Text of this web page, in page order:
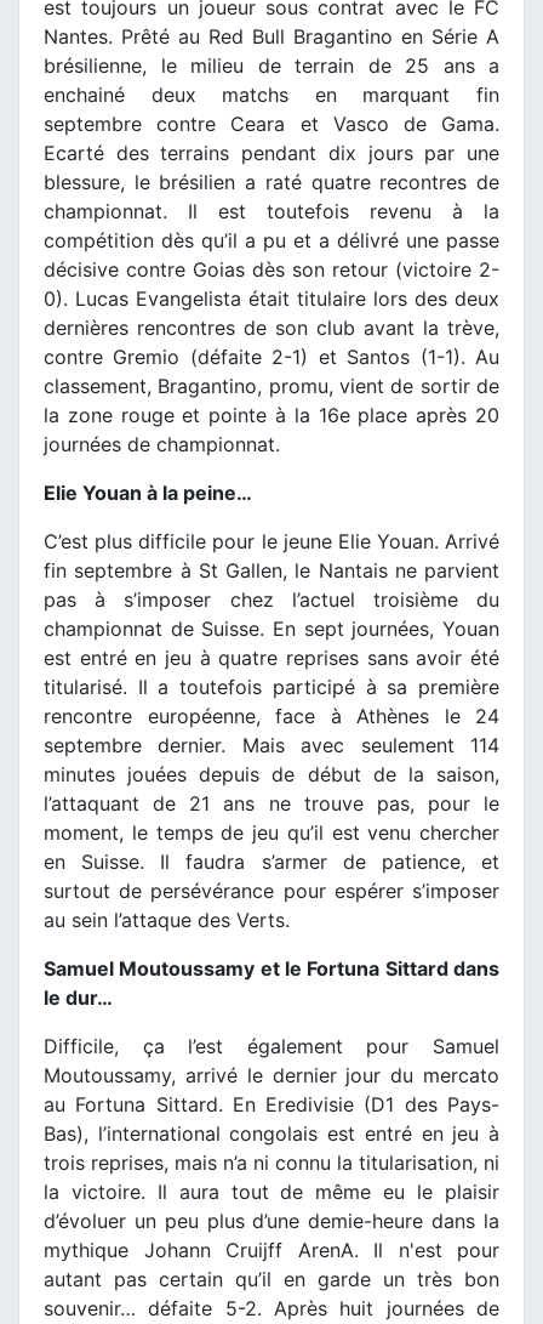
est toujours un joueur sous contrat avec le FC
Nantes. Prêté au Red Bull Bragantino en Série A
brésilienne, le milieu de terrain de 25 ans a
enchainé deux matchs en marquant fin
septembre contre Ceara et Vasco de Gama.
Ecarté des terrains pendant dix jours par une
blessure, le brésilien a raté quatre recontres de
championnat. Il est toutefois revenu à la
compétition dès qu’il a pu et a délivré une passe
décisive contre Goias dès son retour (victoire 2-
0). Lucas Evangelista était titulaire lors des deux
dernières rencontres de son club avant la trève,
contre Gremio (défaite 2-1) et Santos (1-1). Au
classement, Bragantino, promu, vient de sortir de
la zone rouge et pointe à la 16e place après 20
journées de championnat.
Elie Youan à la peine…
C’est plus difficile pour le jeune Elie Youan. Arrivé
fin septembre à St Gallen, le Nantais ne parvient
pas à s’imposer chez l’actuel troisième du
championnat de Suisse. En sept journées, Youan
est entré en jeu à quatre reprises sans avoir été
titularisé. Il a toutefois participé à sa première
rencontre européenne, face à Athènes le 24
septembre dernier. Mais avec seulement 114
minutes jouées depuis de début de la saison,
l’attaquant de 21 ans ne trouve pas, pour le
moment, le temps de jeu qu’il est venu chercher
en Suisse. Il faudra s’armer de patience, et
surtout de persévérance pour espérer s’imposer
au sein l’attaque des Verts.
Samuel Moutoussamy et le Fortuna Sittard dans
le dur…
Difficile, ça l’est également pour Samuel
Moutoussamy, arrivé le dernier jour du mercato
au Fortuna Sittard. En Eredivisie (D1 des Pays-
Bas), l’international congolais est entré en jeu à
trois reprises, mais n’a ni connu la titularisation, ni
la victoire. Il aura tout de même eu le plaisir
d’évoluer un peu plus d’une demie-heure dans la
mythique Johann Cruijff ArenA. Il n'est pour
autant pas certain qu’il en garde un très bon
souvenir… défaite 5-2. Après huit journées de